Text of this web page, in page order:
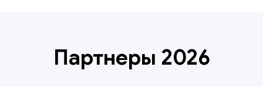
Партнеры 2026